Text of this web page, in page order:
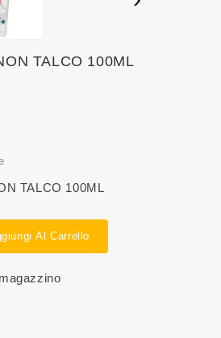
TALCO 100ML
TALCO 100ML
Al Carrello